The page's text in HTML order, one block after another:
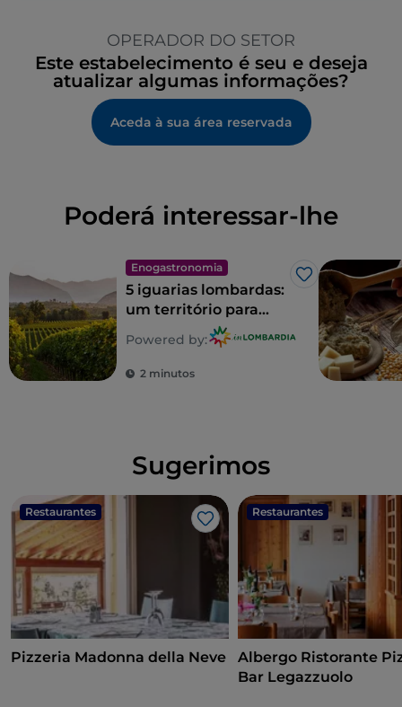
OPERADOR DO SETOR
Este estabelecimento é seu e deseja
atualizar algumas informações?
Aceda à sua área reservada
Poderá interessar-lhe
Enogastronomia
Gosto
5 iguarias lombardas:
um território para
Powered by:
2 minutos
Sugerimos
Restaurantes
Gosto
Pizzeria Madonna della Neve
Restaurantes
Albergo Ristorante
Bar Legazzuolo